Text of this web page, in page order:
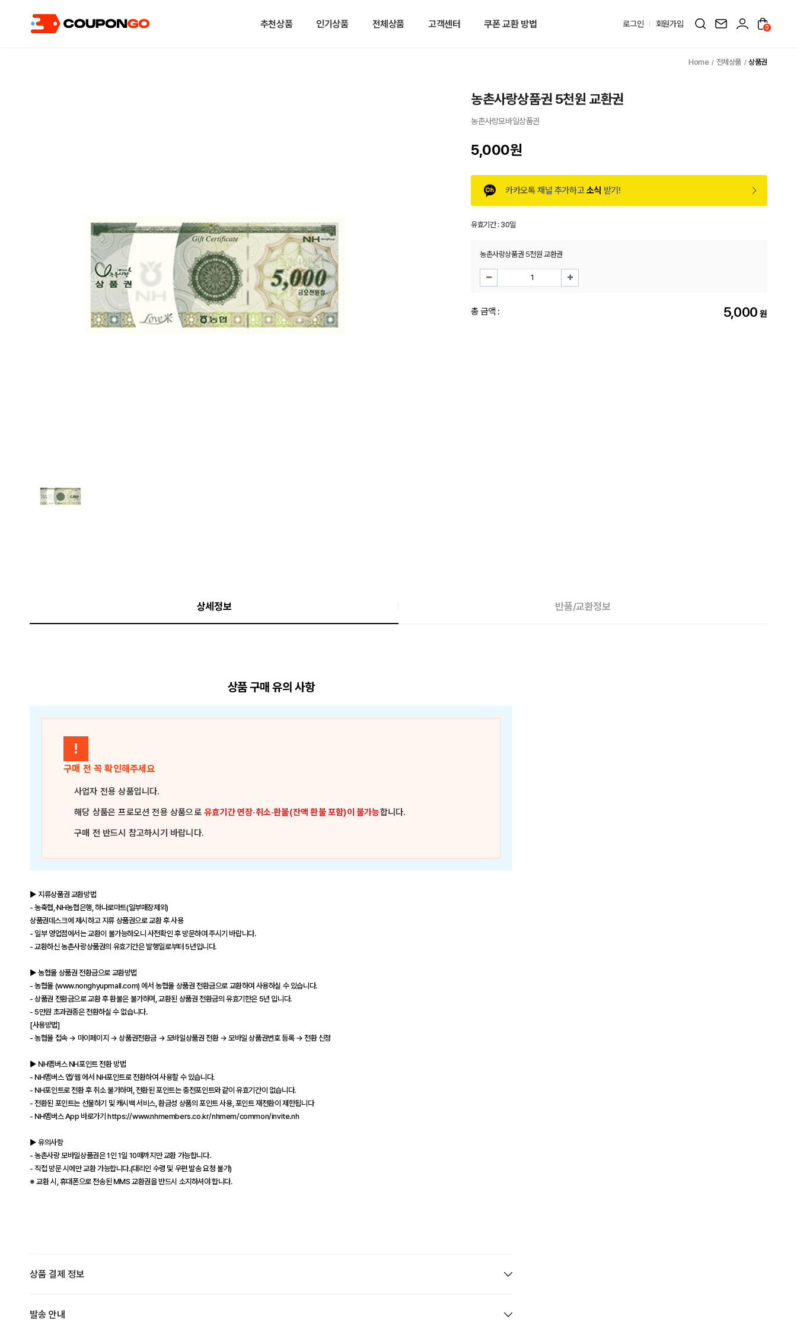
추천상품 인기상품 전체상품 고객센터 쿠폰 교환 방법 로그인 회원가입 0
전체상품 상품권
농촌사랑상품권 5천원 교환권
농촌사랑모바일상품권
5,000원
카카오톡 채널 추가하고소식 받기!
유효기간 :30일
농촌사랑상품권 5천원 교환권
총 금액 : 5,000 원
상세정보 반품/교환정보
상품 구매 유의 사항
!
구매 전 꼭 확인해주세요
사업자 전용 상품입니다.
해당 상품은프로모션 전용 상품으로유효기간 연장·취소·환불(잔액 환불 포함)이 불가능합니다.
구매 전 반드시 참고하시기 바랍니다.
▶ 지류상품권 교환방법
- 농축협,·NH농협은행, 하나로마트(일부매장제외)
상품권데스크에 제시하고 지류 상품권으로 교환 후 사용
- 일부 영업점에서는 교환이 불가능하오니 사전확인 후 방문하여 주시기 바랍니다.
- 교환하신 농촌사랑상품권의 유효기간은 발행일로부터 5년입니다.
▶ 농협몰 상품권 전환금으로 교환방법
- 농협몰 (www.nonghyupmall.com) 에서 농협몰 상품권 전환금으로 교환하여 사용하실 수 있습니다.
- 상품권 전환금으로 교환 후 환불은 불가하며, 교환된 상품권 전환금의 유효기한은 5년 입니다.
- 5만원 초과권종은 전환하실 수 없습니다.
[사용방법]
- 농협몰 접속 → 마이페이지 → 상품권전환금 → 모바일상품권 전환 → 모바일 상품권번호 등록 → 전환 신청
▶ NH멤버스 NH포인트 전환 방법
- NH멤버스 앱/웹 에서 NH포인트로 전환하여 사용할 수 있습니다.
- NH포인트로 전환 후 취소 불가하며, 전환된 포인트는 충전포인트와 같이 유효기간이 없습니다.
- 전환된 포인트는 선물하기 및 캐시백 서비스, 환금성 상품의 포인트 사용, 포인트 재전환이 제한됩니다
- NH멤버스 App 바로가기https://www.nhmembers.co.kr/nhmem/common/invite.nh
▶ 유의사항
- 농촌사랑 모바일상품권은 1인 1일 10매까지만 교환 가능합니다.
- 직접 방문 시에만 교환 가능합니다.(대리인 수령 및 우편 발송 요청 불가)
※ 교환 시, 휴대폰으로 전송된 MMS 교환권을 반드시 소지하셔야 합니다.
상품 결제 정보
발송 안내